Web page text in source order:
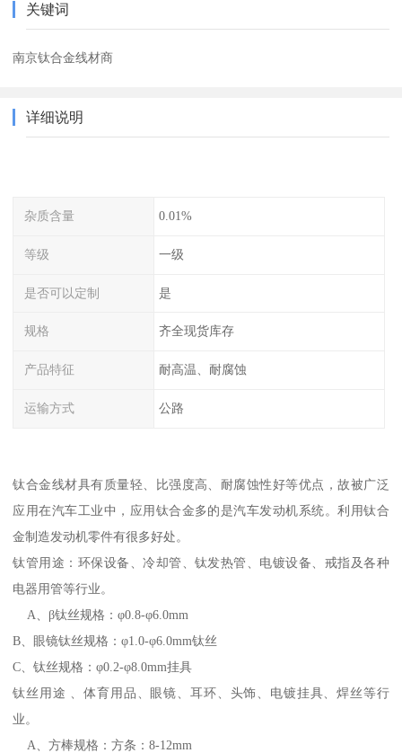
关键词
南京钛合金线材商
详细说明
杂质含量 0.01%
等级 一级
是否可以定制 是
规格 齐全现货库存
产品特征 耐高温、耐腐蚀
运输方式 公路
钛合金线材具有质量轻、比强度高、耐腐蚀性好等优点，故被广泛
应用在汽车工业中，应用钛合金多的是汽车发动机系统。利用钛合
金制造发动机零件有很多好处。
钛管用途：环保设备、冷却管、钛发热管、电镀设备、戒指及各种
电器用管等行业。
A、β钛丝规格：φ0.8-φ6.0mm
B、眼镜钛丝规格：φ1.0-φ6.0mm钛丝
C、钛丝规格：φ0.2-φ8.0mm挂具
钛丝用途 、体育用品、眼镜、耳环、头饰、电镀挂具、焊丝等行
业。
A、方棒规格：方条：8-12mm